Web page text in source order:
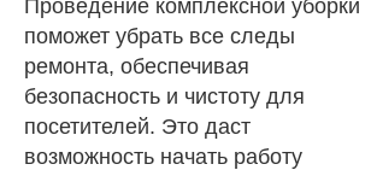
Проведение комплексной уборки
поможет убрать все следы
ремонта, обеспечивая
безопасность и чистоту для
посетителей. Это даст
возможность начать работу